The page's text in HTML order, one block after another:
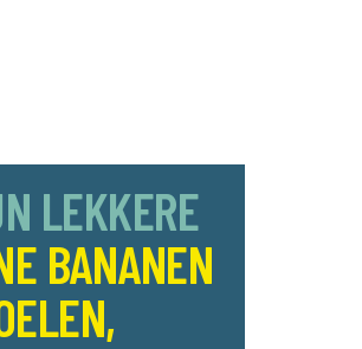
LEKKERE
BANANEN